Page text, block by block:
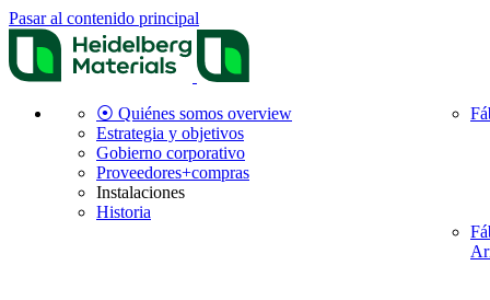
Pasar al contenido principal
⦿ Quiénes somos overview
Estrategia y objetivos
Gobierno corporativo
Proveedores+compras
Instalaciones
Historia